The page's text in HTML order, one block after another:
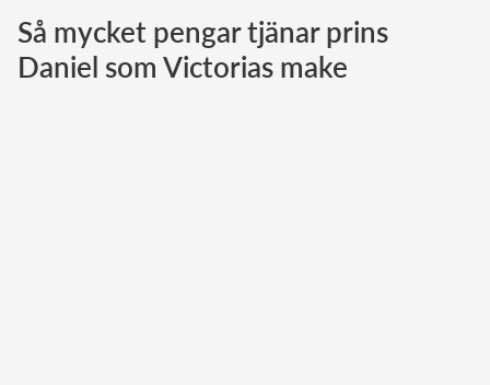
Norska kungahuset
Danska kungahuset
Så mycket pengar tjänar prins
Daniel som Victorias make